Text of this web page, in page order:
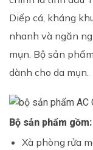
Diếp cá, kháng
nhanh và ngăn
mụn. Bộ sản
dành cho da mụn.
Bộ sản phẩm gồm:
Xà phòng rửa